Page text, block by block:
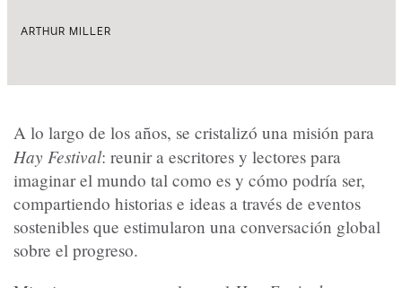
ARTHUR MILLER
A lo largo de los años, se cristalizó una misión para
Hay Festival: reunir a escritores y lectores para
imaginar el mundo tal como es y cómo podría ser,
compartiendo historias e ideas a través de eventos
sostenibles que estimularon una conversación global
sobre el progreso.